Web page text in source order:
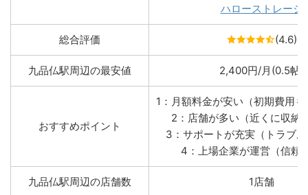
ハローストレージ
総合評価 (4.6)
九品仏駅周辺の最安値 2,400円/月(0.5帖)
おすすめポイント
1：月額料金が安い（初期費用
2：店舗が多い（近くに収納
3：サポートが充実（トラブ
4：上場企業が運営（信頼
九品仏駅周辺の店舗数 1店舗